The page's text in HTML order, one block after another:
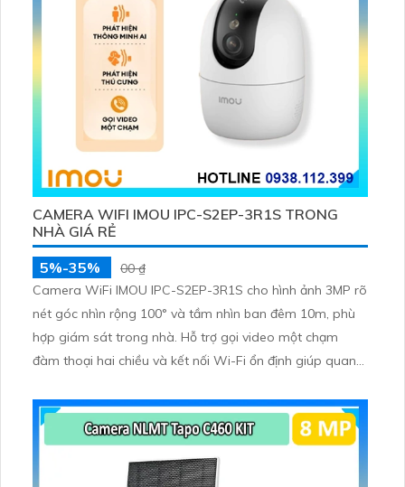
CAMERA WIFI IMOU IPC-S2EP-3R1S TRONG
NHÀ GIÁ RẺ
5%-35%
00 ₫
Camera WiFi IMOU IPC-S2EP-3R1S cho hình ảnh 3MP rõ
nét góc nhìn rộng 100° và tầm nhìn ban đêm 10m, phù
hợp giám sát trong nhà. Hỗ trợ gọi video một chạm
đàm thoại hai chiều và kết nối Wi-Fi ổn định giúp quan
256GB hoặc lưu đám mây dễ lắp đặt cho gia đình và văn
phòng nhỏ.